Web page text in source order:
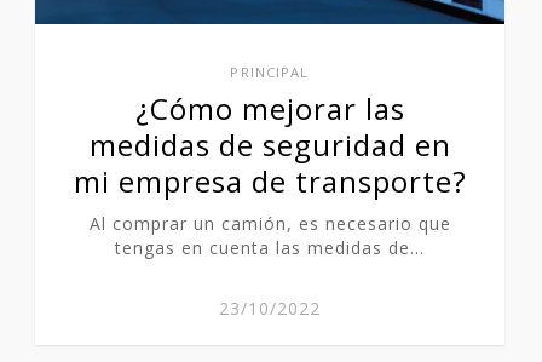
PRINCIPAL
¿Cómo mejorar las
medidas de seguridad en
mi empresa de transporte?
Al comprar un camión, es necesario que
tengas en cuenta las medidas de…
23/10/2022